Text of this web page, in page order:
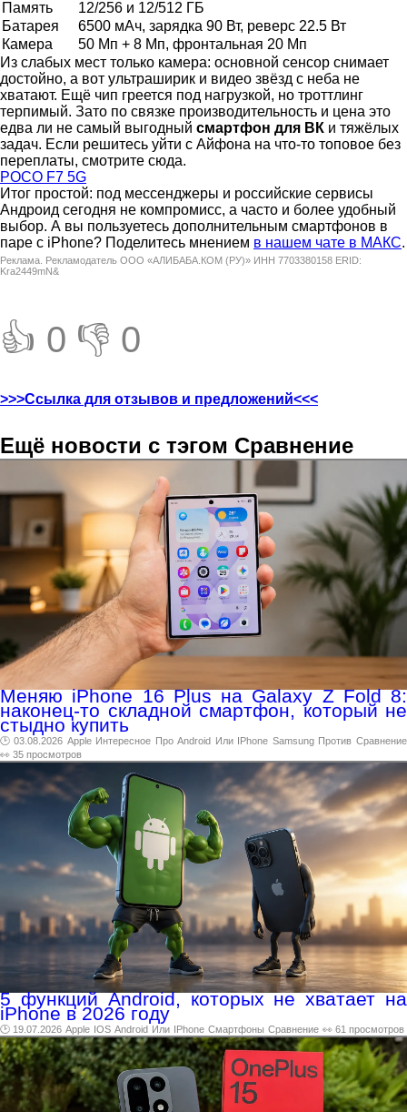
Память
12/256 и 12/512 ГБ
Батарея
6500 мАч, зарядка 90 Вт, реверс 22.5 Вт
Камера
50 Мп + 8 Мп, фронтальная 20 Мп
Из слабых мест только камера: основной сенсор снимает
достойно, а вот ультраширик и видео звёзд с неба не
хватают. Ещё чип греется под нагрузкой, но троттлинг
терпимый. Зато по связке производительность и цена это
едва ли не самый выгодный смартфон для ВК и тяжёлых
задач. Если решитесь уйти с Айфона на что-то топовое без
переплаты, смотрите сюда.
POCO F7 5G
Итог простой: под мессенджеры и российские сервисы
Андроид сегодня не компромисс, а часто и более удобный
выбор. А вы пользуетесь дополнительным смартфонов в
паре с iPhone? Поделитесь мнением в нашем чате в МАКС.
Реклама. Рекламодатель ООО «АЛИБАБА.КОМ (РУ)» ИНН 7703380158 ERID:
Kra2449mN&
👍 0 👎 0
>>>Ссылка для отзывов и предложений<<<
Ещё новости с тэгом Сравнение
Меняю iPhone 16 Plus на Galaxy Z Fold 8:
наконец-то складной смартфон, который не
стыдно купить
🕑 03.08.2026 Apple Интересное Про Android Или IPhone Samsung Против Сравнение
👀 35 просмотров
5 функций Android, которых не хватает на
iPhone в 2026 году
🕑 19.07.2026 Apple IOS Android Или IPhone Смартфоны Сравнение 👀 61 просмотров